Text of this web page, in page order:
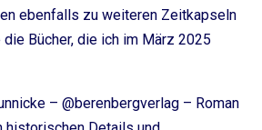
ebenfalls zu weiteren Zeitkapseln
Bücher, die ich im März 2025
– @berenbergverlag – Roman